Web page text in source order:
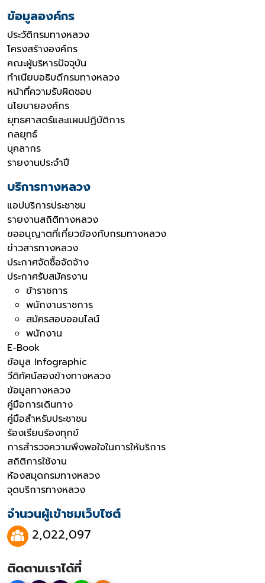
ข้อมูลองค์กร
ประวัติกรมทางหลวง
โครงสร้างองค์กร
คณะผู้บริหารปัจจุบัน
ทำเนียบอธิบดีกรมทางหลวง
หน้าที่ความรับผิดชอบ
นโยบายองค์กร
ยุทธศาสตร์และแผนปฏิบัติการ
กลยุทธ์
บุคลากร
รายงานประจำปี
บริการทางหลวง
แอปบริการประชาชน
รายงานสถิติทางหลวง
ขออนุญาตที่เกี่ยวข้องกับกรมทางหลวง
ข่าวสารทางหลวง
ประกาศจัดซื้อจัดจ้าง
ประกาศรับสมัครงาน
ข้าราชการ
พนักงานราชการ
สมัครสอบออนไลน์
พนักงาน
E-Book
ข้อมูล Infographic
วีดิทัศน์สองข้างทางหลวง
ข้อมูลทางหลวง
คู่มือการเดินทาง
คู่มือสำหรับประชาชน
ร้องเรียนร้องทุกข์
การสำรวจความพึงพอใจในการให้บริการ
สถิติการใช้งาน
ห้องสมุดกรมทางหลวง
จุดบริการทางหลวง
จำนวนผู้เข้าชมเว็บไซต์
2,022,097
ติดตามเราได้ที่